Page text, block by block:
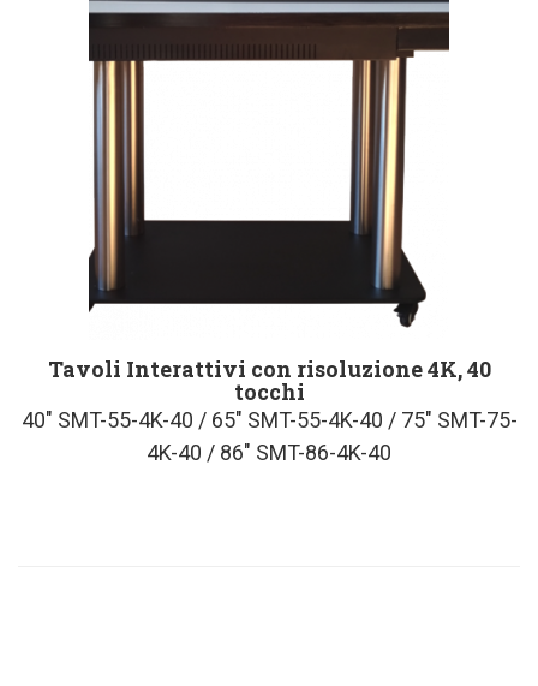
Tavoli Interattivi con risoluzione 4K, 40
tocchi
40″ SMT-55-4K-40 / 65″ SMT-55-4K-40 / 75″ SMT-75-
4K-40 / 86″ SMT-86-4K-40